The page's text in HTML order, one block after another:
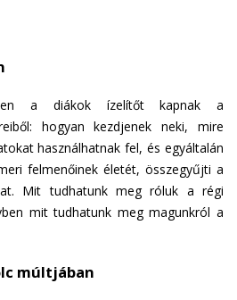
a diákok ízelítőt kapnak a
hogyan kezdjenek neki, mire
használhatnak fel, és egyáltalán
felmenőinek életét, összegyűjti a
Mit tudhatunk meg róluk a régi
mit tudhatunk meg magunkról a
múltjában